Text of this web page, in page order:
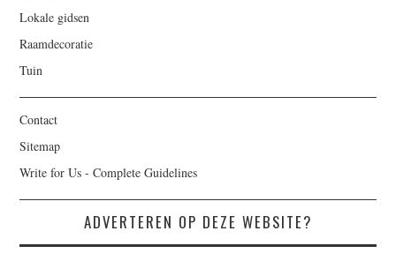
Lokale gidsen
Raamdecoratie
Tuin
Contact
Sitemap
Write for Us - Complete Guidelines
ADVERTEREN OP DEZE WEBSITE?